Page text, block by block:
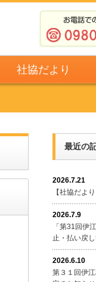
社協だより
最近の
2026.7.21
【社協だよ
2026.7.9
「第31回伊
止・払い戻
2026.6.10
第３１回伊